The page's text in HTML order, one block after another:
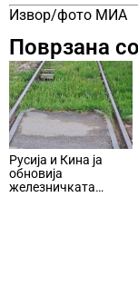
Извор/фото МИА
Поврзана
Русија и Кина ја
обновија
железничката